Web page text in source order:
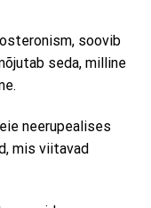
soovib
seda, milline
neerupealises
mis viitavad